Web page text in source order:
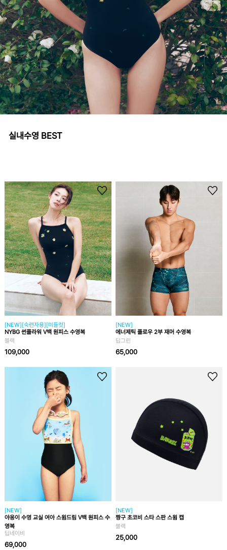
실내수영 BEST
[NEW][숙련자용][미들컷]
NYBG 썬플라워 V백 원피스 수영복
블랙
109,000
[NEW]
에너제틱 플로우 2부 재머 수영복
딥그린
65,000
[NEW]
야옹이 수영 교실 여아 스윔드림 V백 원피스 수
영복
딥네이비
69,000
[NEW]
짱구 초코비 스타 스판 스윔 캡
블랙
25,000